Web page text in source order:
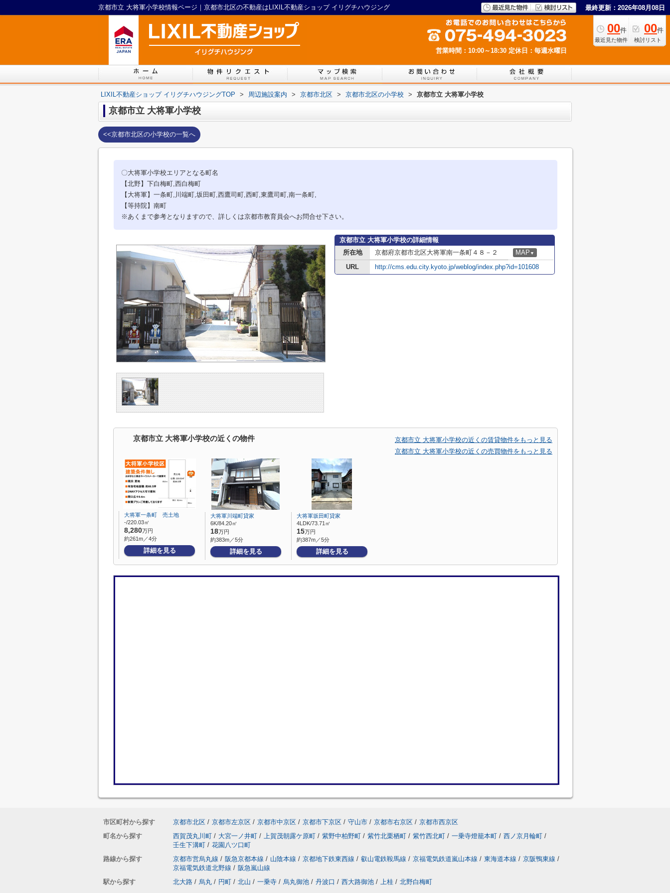
京都市立 大将軍小学校情報ページ｜京都市北区の不動産はLIXIL不動産ショップ イリグチハウジング 最終更新：2026年08月08日
00件
最近見た物件
00件
検討リスト
営業時間：10:00～18:30 定休日：毎週水曜日
LIXIL不動産ショップ イリグチハウジングTOP > 周辺施設案内 > 京都市北区 > 京都市北区の小学校 > 京都市立 大将軍小学校
京都市立 大将軍小学校
<<京都市北区の小学校の一覧へ
〇大将軍小学校エリアとなる町名
【北野】下白梅町,西白梅町
【大将軍】一条町,川端町,坂田町,西鷹司町,西町,東鷹司町,南一条町,
【等持院】南町
※あくまで参考となりますので、詳しくは京都市教育員会へお問合せ下さい。
京都市立 大将軍小学校の詳細情報
所在地
京都府京都市北区大将軍南一条町４８－２ MAP ▼
URL http://cms.edu.city.kyoto.jp/weblog/index.php?id=101608
京都市立 大将軍小学校の近くの物件
京都市立 大将軍小学校の近くの賃貸物件をもっと見る
京都市立 大将軍小学校の近くの売買物件をもっと見る
大将軍一条町 売土地
-/220.03㎡
8,280万円
約261m／4分
詳細を見る
大将軍川端町貸家
6K/84.20㎡
18万円
約383m／5分
詳細を見る
大将軍坂田町貸家
4LDK/73.71㎡
15万円
約387m／5分
詳細を見る
市区町村から探す 京都市北区 / 京都市左京区 / 京都市中京区 / 京都市下京区 / 守山市 / 京都市右京区 / 京都市西京区
町名から探す
西賀茂丸川町 / 大宮一ノ井町 / 上賀茂朝露ケ原町 / 紫野中柏野町 / 紫竹北栗栖町 / 紫竹西北町 / 一乗寺燈籠本町 / 西ノ京月輪町 /
壬生下溝町 / 花園八ツ口町
路線から探す
京都市営烏丸線 / 阪急京都本線 / 山陰本線 / 京都地下鉄東西線 / 叡山電鉄鞍馬線 / 京福電気鉄道嵐山本線 / 東海道本線 / 京阪鴨東線 /
京福電気鉄道北野線 / 阪急嵐山線
駅から探す
北大路 / 烏丸 / 円町 / 北山 / 一乗寺 / 烏丸御池 / 丹波口 / 西大路御池 / 上桂 / 北野白梅町